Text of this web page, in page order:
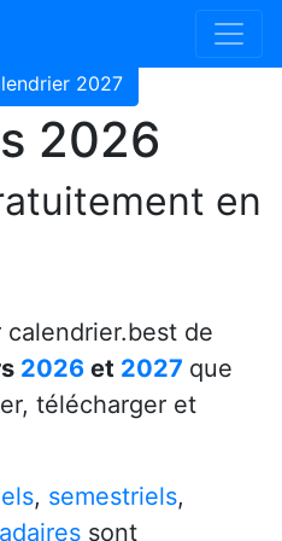
2027
2026
en
de
2026 et 2027 que
télécharger et
, semestriels,
sont